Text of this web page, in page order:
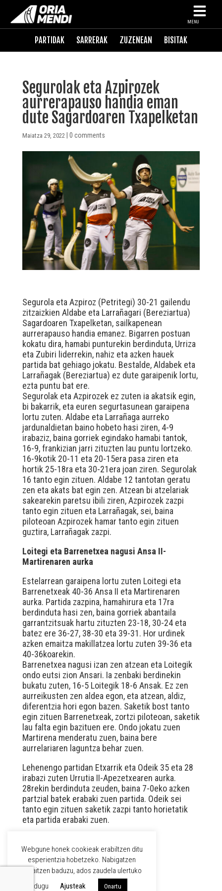
MENU
PARTIDAK SARRERAK ZUZENEAN BISITAK
Segurolak eta Azpirozek
aurrerapauso handia eman
dute Sagardoaren Txapelketan
Maiatza 29, 2022 0 comments
Segurola eta Azpiroz (Petritegi) 30-21 gailendu
zitzaizkien Aldabe eta Larrañagari (Bereziartua)
Sagardoaren Txapelketan, sailkapenean
aurrerapauso handia emanez. Bigarren postuan
kokatu dira, hamabi punturekin berdinduta, Urriza
eta Zubiri liderrekin, nahiz eta azken hauek
partida bat gehiago jokatu. Bestalde, Aldabek eta
Larrañagak (Bereziartua) ez dute garaipenik lortu,
ezta puntu bat ere.
Segurolak eta Azpirozek ez zuten ia akatsik egin,
bi bakarrik, eta euren segurtasunean garaipena
lortu zuten. Aldabe eta Larrañaga aurreko
jardunaldietan baino hobeto hasi ziren, 4-9
irabaziz, baina gorriek egindako hamabi tantok,
16-9, frankizian jarri zituzten lau puntu lortzeko.
16-9kotik 20-11 eta 20-15era pasa ziren eta
hortik 25-18ra eta 30-21era joan ziren. Segurolak
16 tanto egin zituen. Aldabe 12 tantotan geratu
zen eta akats bat egin zen. Atzean bi atzelariak
sakearekin paretsu ibili ziren, Azpirozek zazpi
tanto egin zituen eta Larrañagak, sei, baina
piloteoan Azpirozek hamar tanto egin zituen
guztira, Larrañagak zazpi.
Loitegi eta Barrenetxea nagusi Ansa II-
Martirenaren aurka
Estelarrean garaipena lortu zuten Loitegi eta
Barrenetxeak 40-36 Ansa II eta Martirenaren
aurka. Partida zazpina, hamahirura eta 17ra
berdinduta hasi zen, baina gorriek abantaila
garrantzitsuak hartu zituzten 23-18, 30-24 eta
batez ere 36-27, 38-30 eta 39-31. Hor urdinek
azken emaitza makillatzea lortu zuten 39-36 eta
40-36koarekin.
Barrenetxea nagusi izan zen atzean eta Loitegik
ondo eutsi zion Ansari. Ia zenbaki berdinekin
bukatu zuten, 16-5 Loitegik 18-6 Ansak. Ez zen
aurreikusten zen aldea egon, eta atzean, aldiz,
diferentzia hori egon bazen. Saketik bost tanto
egin zituen Barrenetxeak, zortzi piloteoan, saketik
lau falta egin bazituen ere. Ondo jokatu zuen
Martirena menderatu zuen, baina bere
aurrelariaren laguntza behar zuen.
Lehenengo partidan Etxarrik eta Odeik 35 eta 28
irabazi zuten Urrutia II-Apezetxearen aurka.
28rekin berdinduta zeuden, baina 7-0eko azken
partzial batek erabaki zuen partida. Odeik sei
tanto egin zituen saketik zazpi tanto horietatik
eta partida erabaki zuen.
WPML
EUS
Webgune honek cookieak erabiltzen ditu
esperientzia hobetzeko. Nabigatzen
jarraitzen baduzu, ados zaudela ulertuko
dugu
Ajusteak Onartu